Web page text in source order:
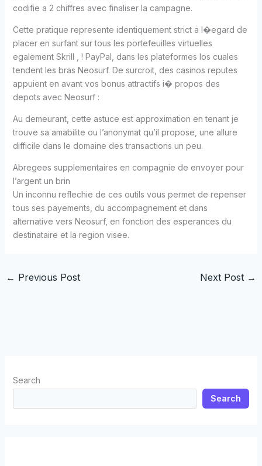
codifie a 2 chiffres avec finaliser la campagne.
Cette pratique represente identiquement strict a l�egard de
placer en surfant sur tous les portefeuilles virtuelles
egalement Skrill , ! PayPal, dans les plateformes los cuales
tendent les bras Neosurf. De surcroit, des casinos reputes
appuient en avant vos bonus attractifs i� propos des
depots avec Neosurf :
Au demeurant, cette astuce est approximation en tenant je
trouve sa amabilite ou l’anonymat qu’il propose, une allure
difficile dans le domaine des transactions un peu.
Abregees supplementaires en compagnie de envoyer pour
l’argent un brin
Un inconnu reflechie de ces outils vous permet de repenser
tous ses payements, du accompagnement et dans
alternative vers Neosurf, en fonction des esperances du
destinataire et la region visee.
← Previous Post Next Post →
Search
Search